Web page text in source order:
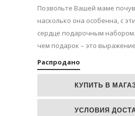
Позвольте Вашей маме
насколько она особенна, с
сердце подарочным
чем подарок – это
Распродано
КУПИТЬ В
УСЛОВИЯ